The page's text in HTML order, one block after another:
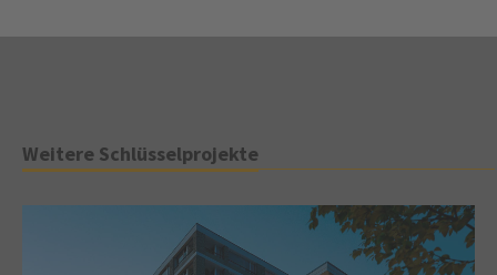
Weitere Schlüsselprojekte